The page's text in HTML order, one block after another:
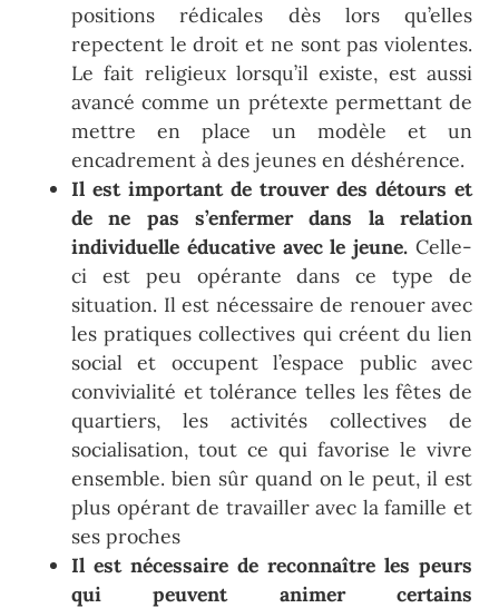
positions rédicales dès lors qu’elles
repectent le droit et ne sont pas violentes.
Le fait religieux lorsqu’il existe, est aussi
avancé comme un prétexte permettant de
mettre en place un modèle et un
encadrement à des jeunes en déshérence.
Il est important de trouver des détours et
de ne pas s’enfermer dans la relation
individuelle éducative avec le jeune. Celle-
ci est peu opérante dans ce type de
situation. Il est nécessaire de renouer avec
les pratiques collectives qui créent du lien
social et occupent l’espace public avec
convivialité et tolérance telles les fêtes de
quartiers, les activités collectives de
socialisation, tout ce qui favorise le vivre
ensemble. bien sûr quand on le peut, il est
plus opérant de travailler avec la famille et
ses proches
Il est nécessaire de reconnaître les peurs
qui peuvent animer certains